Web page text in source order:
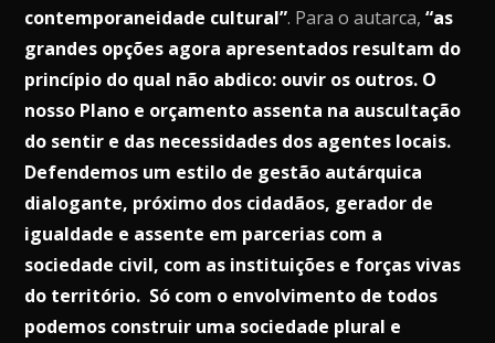
contemporaneidade cultural”. Para o autarca,“as
grandes opções agora apresentados resultam do
princípio do qual não abdico: ouvir os outros. O
nosso Plano e orçamento assenta na auscultação
do sentir e das necessidades dos agentes locais.
Defendemos um estilo de gestão autárquica
dialogante, próximo dos cidadãos, gerador de
igualdade e assente em parcerias com a
sociedade civil, com as instituições e forças vivas
do território. Só com o envolvimento de todos
podemos construir uma sociedade plural e